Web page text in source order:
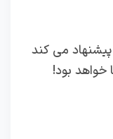
می کند
خواهد بود!